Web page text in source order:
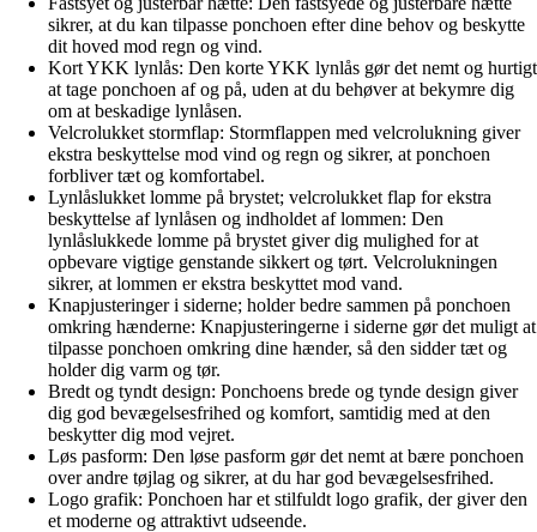
sikrer, at du kan tilpasse ponchoen efter dine behov og beskytte
dit hoved mod regn og vind.
Kort YKK lynlås: Den korte YKK lynlås gør det nemt og hurtigt
at tage ponchoen af og på, uden at du behøver at bekymre dig
om at beskadige lynlåsen.
Velcrolukket stormflap: Stormflappen med velcrolukning giver
ekstra beskyttelse mod vind og regn og sikrer, at ponchoen
forbliver tæt og komfortabel.
Lynlåslukket lomme på brystet; velcrolukket flap for ekstra
beskyttelse af lynlåsen og indholdet af lommen: Den
lynlåslukkede lomme på brystet giver dig mulighed for at
opbevare vigtige genstande sikkert og tørt. Velcrolukningen
sikrer, at lommen er ekstra beskyttet mod vand.
Knapjusteringer i siderne; holder bedre sammen på ponchoen
omkring hænderne: Knapjusteringerne i siderne gør det muligt at
tilpasse ponchoen omkring dine hænder, så den sidder tæt og
holder dig varm og tør.
Bredt og tyndt design: Ponchoens brede og tynde design giver
dig god bevægelsesfrihed og komfort, samtidig med at den
beskytter dig mod vejret.
Løs pasform: Den løse pasform gør det nemt at bære ponchoen
over andre tøjlag og sikrer, at du har god bevægelsesfrihed.
Logo grafik: Ponchoen har et stilfuldt logo grafik, der giver den
et moderne og attraktivt udseende.